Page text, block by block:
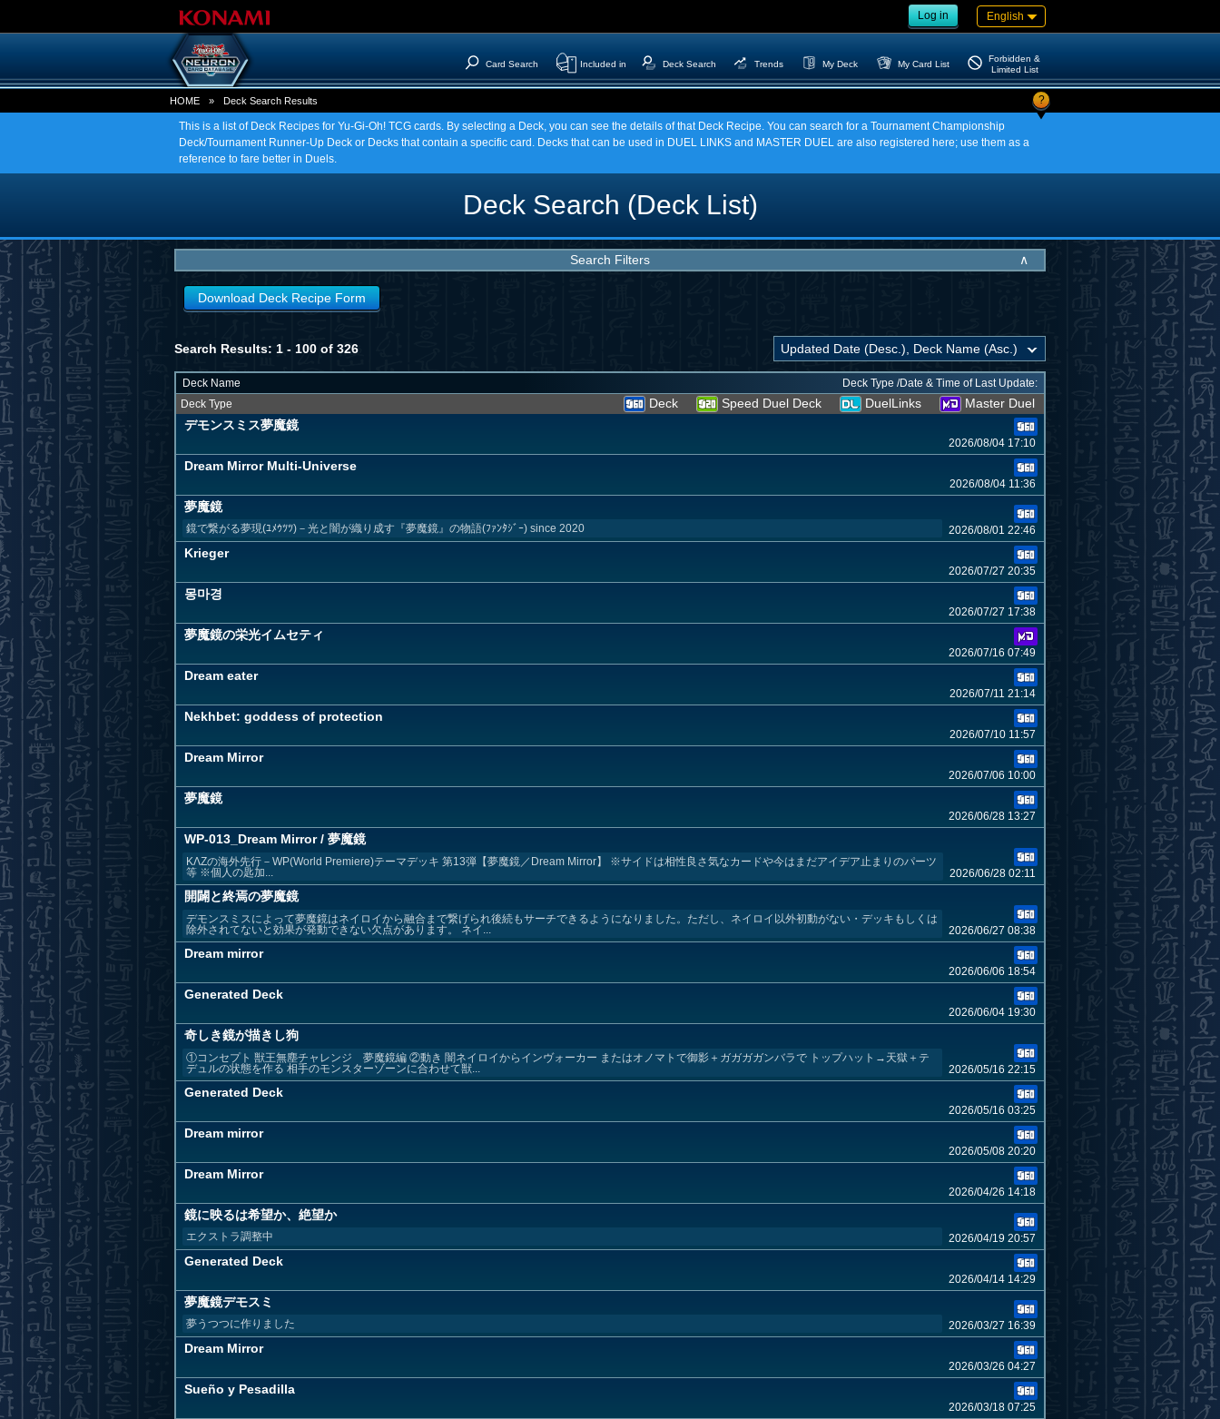
Log in English
Card Search Included in Deck Search Trends My Deck My Card List
Forbidden &
Limited List
HOME » Deck Search Results ?
This is a list of Deck Recipes for Yu-Gi-Oh! TCG cards. By selecting a Deck, you can see the details of that Deck Recipe. You can search for a Tournament Championship
Deck/Tournament Runner-Up Deck or Decks that contain a specific card. Decks that can be used in DUEL LINKS and MASTER DUEL are also registered here; use them as a
reference to fare better in Duels.
Deck Search (Deck List)
Search Filters ∧
Download Deck Recipe Form
Search Results: 1 - 100 of 326
Deck Name
Deck Type /Date & Time of Last Update:
Deck Type
Deck Speed Duel Deck DuelLinks
Master Duel
デモンスミス夢魔鏡
2026/08/04 17:10
Dream Mirror Multi-Universe
2026/08/04 11:36
夢魔鏡
鏡で繋がる夢現(ﾕﾒｳﾂﾂ)－光と闇が織り成す『夢魔鏡』の物語(ﾌｧﾝﾀｼﾞｰ) since 2020 2026/08/01 22:46
Krieger
2026/07/27 20:35
몽마경
2026/07/27 17:38
夢魔鏡の栄光イムセティ
2026/07/16 07:49
Dream eater
2026/07/11 21:14
Nekhbet: goddess of protection
2026/07/10 11:57
Dream Mirror
2026/07/06 10:00
夢魔鏡
2026/06/28 13:27
WP-013_Dream Mirror / 夢魔鏡
KΛZの海外先行－WP(World Premiere)テーマデッキ 第13弾【夢魔鏡／Dream Mirror】 ※サイドは相性良さ気なカードや今はまだアイデア止まりのパーツ
等 ※個人の匙加...
2026/06/28 02:11
開闢と終焉の夢魔鏡
デモンスミスによって夢魔鏡はネイロイから融合まで繋げられ後続もサーチできるようになりました。ただし、ネイロイ以外初動がない・デッキもしくは
除外されてないと効果が発動できない欠点があります。 ネイ...
2026/06/27 08:38
Dream mirror
2026/06/06 18:54
Generated Deck
2026/06/04 19:30
奇しき鏡が描きし狗
①コンセプト 獣王無塵チャレンジ 夢魔鏡編 ②動き 闇ネイロイからインヴォーカー またはオノマトで御影＋ガガガガンバラで トップハット→天獄＋テ
デュルの状態を作る 相手のモンスターゾーンに合わせて獣...
2026/05/16 22:15
Generated Deck
2026/05/16 03:25
Dream mirror
2026/05/08 20:20
Dream Mirror
2026/04/26 14:18
鏡に映るは希望か、絶望か
エクストラ調整中 2026/04/19 20:57
Generated Deck
2026/04/14 14:29
夢魔鏡デモスミ
夢うつつに作りました 2026/03/27 16:39
Dream Mirror
2026/03/26 04:27
Sueño y Pesadilla
2026/03/18 07:25